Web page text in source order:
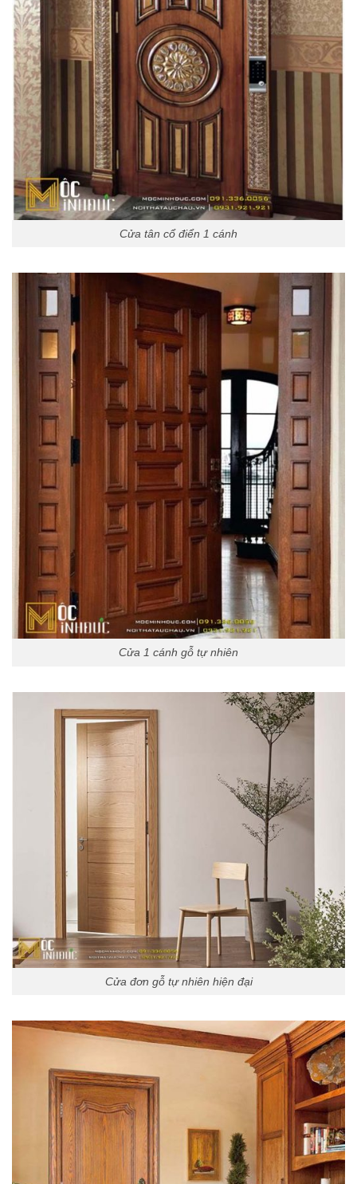
Cửa tân cổ điển 1 cánh
Cửa 1 cánh gỗ tự nhiên
Cửa đơn gỗ tự nhiên hiện đại